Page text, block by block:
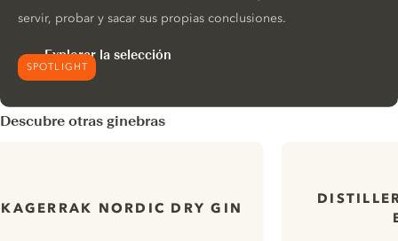
SPOTLIGHT
servir, probar y sacar sus propias conclusiones.
Explorar la selección
Descubre otras ginebras
NORDIC DRY GIN